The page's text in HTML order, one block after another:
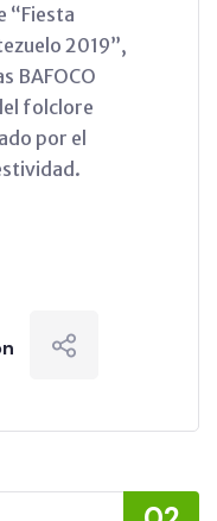
“Fiesta
2019”,
BAFOCO
folclore
por el